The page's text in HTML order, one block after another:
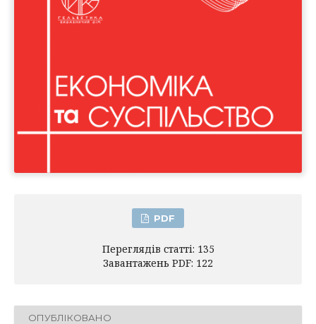
PDF
Переглядів статті: 135
Завантажень PDF: 122
ОПУБЛІКОВАНО